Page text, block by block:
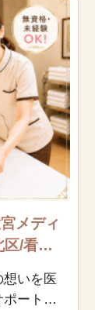
メディ
/看護
想いを医
ートス